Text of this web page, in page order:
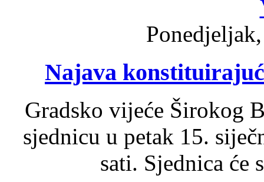
Najava
Gradsko vijeće Širokog
sjednicu u petak 15.
sati. Sjednica će